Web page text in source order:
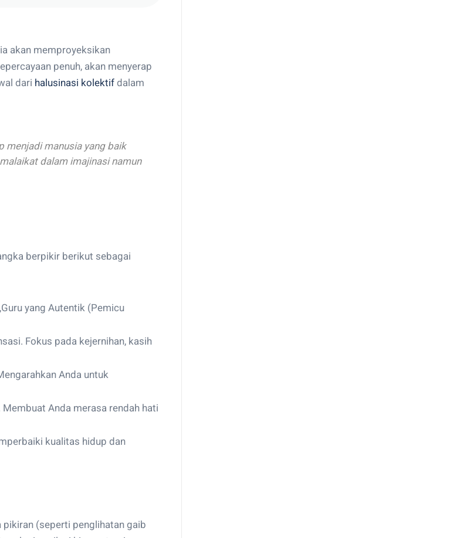
akan memproyeksikan
penuh, akan menyerap
dari halusinasi kolektif dalam
menjadi manusia yang baik
dalam imajinasi namun
berpikir berikut sebagai
yang Autentik (Pemicu
Fokus pada kejernihan, kasih
Anda untuk
Anda merasa rendah hati
kualitas hidup dan
(seperti penglihatan gaib